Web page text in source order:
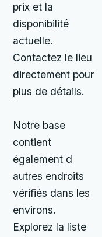
prix et la
disponibilité
actuelle.
Contactez le lieu
directement pour
plus de détails.
Notre base
contient
également d
autres endroits
vérifiés dans les
environs.
Explorez la liste